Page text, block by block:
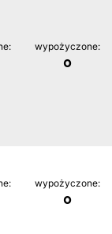
wypożyczone:
0
wypożyczone:
0